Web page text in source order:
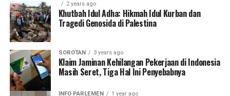
2 years ago
Khutbah Idul Adha: Hikmah Idul Kurban dan
Tragedi Genosida di Palestina
SOROTAN 3 years ago
Klaim Jaminan Kehilangan Pekerjaan di Indonesia
Masih Seret, Tiga Hal Ini Penyebabnya
INFO PARLEMEN 1 year ago